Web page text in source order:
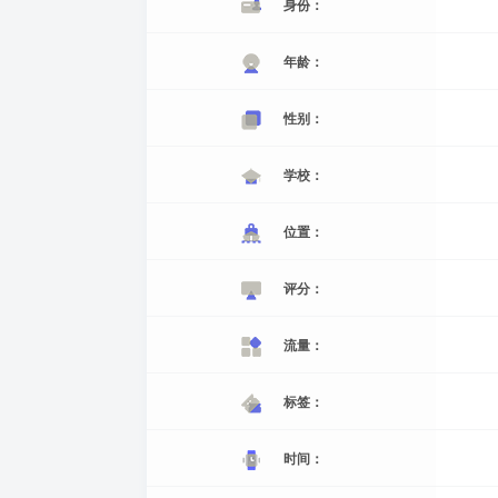
身份：
年龄：
性别：
学校：
位置：
评分：
流量：
标签：
时间：